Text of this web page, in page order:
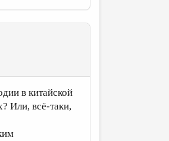
в китайской
Или, всё-таки,